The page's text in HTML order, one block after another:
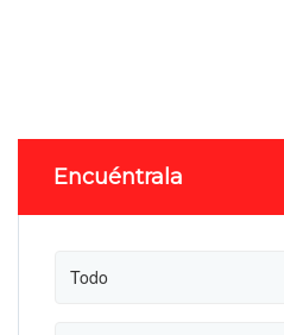
Encuéntrala
Todo